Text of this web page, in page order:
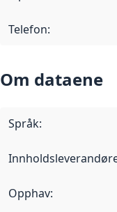
Telefon:
Om dataene
Språk:
Opphav: